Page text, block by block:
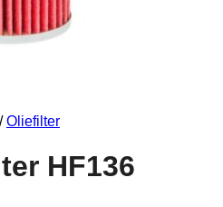
/ Oliefilter
HF136